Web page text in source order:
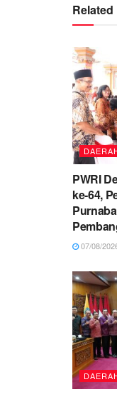
Related
PWRI
ke-64,
07/08/